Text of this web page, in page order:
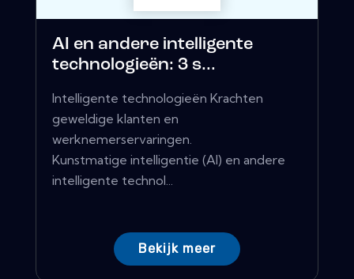
AI en andere intelligente
technologieën: 3 s...
Intelligente technologieën Krachten
geweldige klanten en
werknemerservaringen.
Kunstmatige intelligentie (AI) en andere
intelligente technol...
Bekijk meer